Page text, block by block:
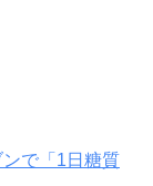
ンで「1日糖質